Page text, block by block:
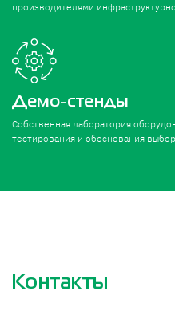
производителями
Демо-стенды
Собственная лаборатория
тестирования и обоснования
Контакты